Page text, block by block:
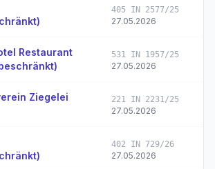
405 IN 2577/25
27.05.2026
Restaurant
531 IN 1957/25
27.05.2026
Ziegelei
221 IN 2231/25
27.05.2026
402 IN 729/26
27.05.2026